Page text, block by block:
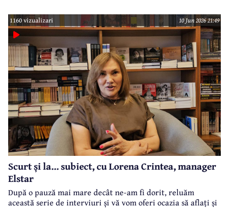
formațiuni politice.
1160 vizualizari 10 Jun 2026 21:49
Scurt și la... subiect, cu Lorena Crintea, manager
Elstar
După o pauză mai mare decât ne-am fi dorit, reluăm
această serie de interviuri și vă vom oferi ocazia să aflați și